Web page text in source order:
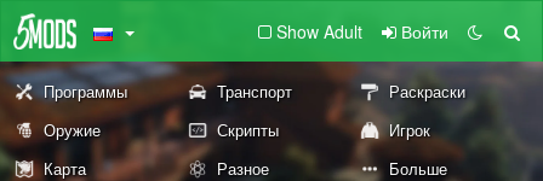
Show Adult Войти
Программы Транспорт
Раскраски
Оружие
Скрипты
Игрок
Карта
Разное Больше